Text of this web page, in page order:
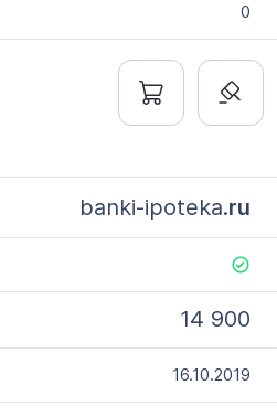
0
banki-ipoteka.ru
14 900
16.10.2019